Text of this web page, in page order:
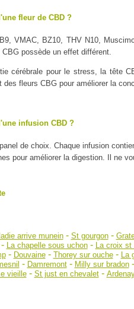
fleur de CBD ?
VMAC, BZ10, THV N10,
possède un effet différent.
cérébrale pour le stress, la tête
fleurs CBG pour améliorer la
infusion CBD ?
de choix. Chaque infusion
pour améliorer la digestion. Il ne
arrive munein- St gourgon-
- La chapelle sous uchon- La croix st
- Douvaine- Thorey sur ouche- La
- Damremont- Milly sur bradon-
vieille- St just en chevalet-